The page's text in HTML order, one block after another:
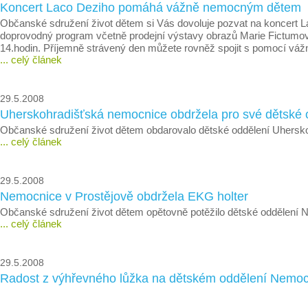
Koncert Laco Deziho pomáhá vážně nemocným dětem
Občanské sdružení život dětem si Vás dovoluje pozvat na koncert
doprovodný program včetně prodejní výstavy obrazů Marie
14.hodin. Příjemně strávený den můžete rovněž spojit s pomocí
... celý článek
29.5.2008
Uherskohradišťská nemocnice obdržela pro své dětské
Občanské sdružení život dětem obdarovalo dětské oddělení
... celý článek
29.5.2008
Nemocnice v Prostějově obdržela EKG holter
Občanské sdružení život dětem opětovně potěžilo dětské oddělení
... celý článek
29.5.2008
Radost z výhřevného lůžka na dětském oddělení